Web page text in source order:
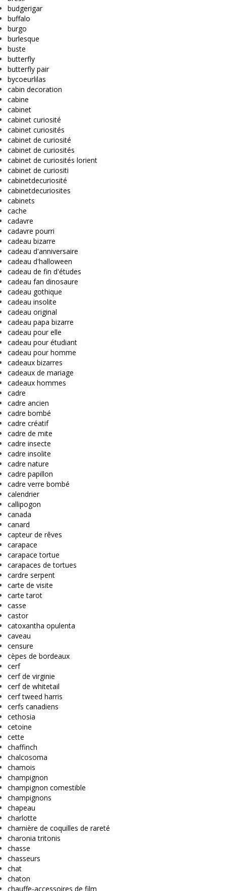
budgerigar
buffalo
burgo
burlesque
buste
butterfly
butterfly pair
bycoeurlilas
cabin decoration
cabine
cabinet
cabinet curiosité
cabinet curiosités
cabinet de curiosité
cabinet de curiosités
cabinet de curiosités lorient
cabinet de curiositi
cabinetdecuriosité
cabinetdecuriosites
cabinets
cache
cadavre
cadavre pourri
cadeau bizarre
cadeau d'anniversaire
cadeau d'halloween
cadeau de fin d'études
cadeau fan dinosaure
cadeau gothique
cadeau insolite
cadeau original
cadeau papa bizarre
cadeau pour elle
cadeau pour étudiant
cadeau pour homme
cadeaux bizarres
cadeaux de mariage
cadeaux hommes
cadre
cadre ancien
cadre bombé
cadre créatif
cadre de mite
cadre insecte
cadre insolite
cadre nature
cadre papillon
cadre verre bombé
calendrier
callipogon
canada
canard
capteur de rêves
carapace
carapace tortue
carapaces de tortues
cardre serpent
carte de visite
carte tarot
casse
castor
catoxantha opulenta
caveau
censure
cèpes de bordeaux
cerf
cerf de virginie
cerf de whitetail
cerf tweed harris
cerfs canadiens
cethosia
cetoine
cette
chaffinch
chalcosoma
chamois
champignon
champignon comestible
champignons
chapeau
charlotte
charnière de coquilles de rareté
charonia tritonis
chasse
chasseurs
chat
chaton
chauffe-accessoires de film